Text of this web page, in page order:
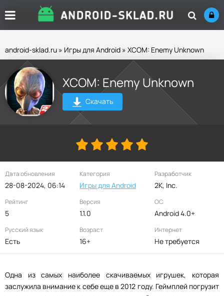
android-sklad.ru » Игры для Android » XCOM: Enemy Unknown
XCOM: Enemy Unknown
Скачать
Дата обновления
28-08-2024, 06:14
Категория
Игры для Android
Разработчик
2K, Inc.
Рейтинг
5
Версия
1.1.0
ОС
Android 4.0+
Русский язык
Есть
Возраст
16+
Интернет
Не требуется
Одна из самых наиболее скачиваемых игрушек, которая
заслужила внимание к себе еще в 2012 году. Геймплей погрузит